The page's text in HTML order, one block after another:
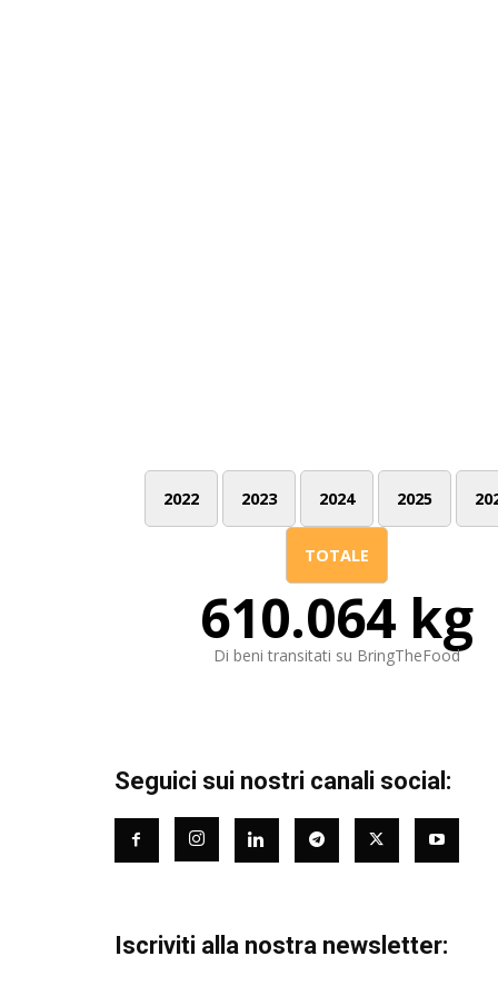
2022 2023 2024 2025
TOTALE
610.064 kg
Di beni transitati su BringTheFood
Seguici sui nostri canali social:
Iscriviti alla nostra newsletter: